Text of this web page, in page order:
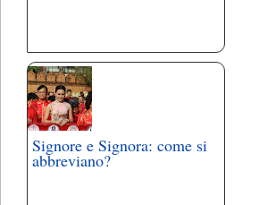
Signore e Signora: come si
abbreviano?